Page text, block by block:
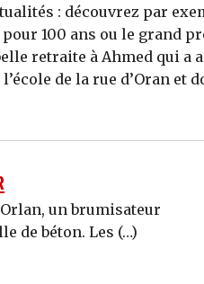
: découvrez par
100 ans ou le grand
retraite à Ahmed qui a
de la rue d’Oran et
un brumisateur
de béton. Les (…)